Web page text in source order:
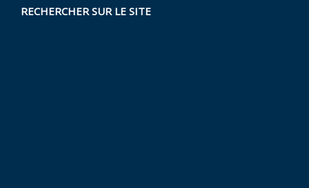
RECHERCHER SUR LE SITE